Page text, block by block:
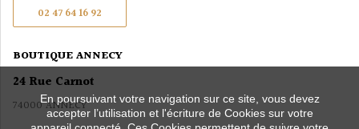
02 47 64 16 92
BOUTIQUE ANNECY
24 Rue Carnot
74000 ANNECY
En poursuivant votre navigation sur ce site, vous devez
accepter l’utilisation et l'écriture de Cookies sur votre